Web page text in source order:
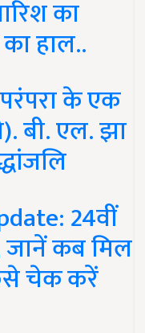
का
हाल..
के एक
बी. एल. झा
24वीं
जानें कब मिल
चेक करें